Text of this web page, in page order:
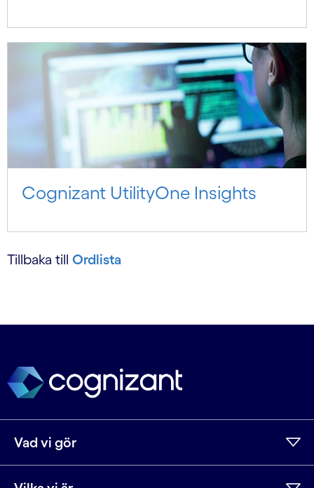
Cognizant UtilityOne Insights
Tillbaka till Ordlista
Vad vi gör